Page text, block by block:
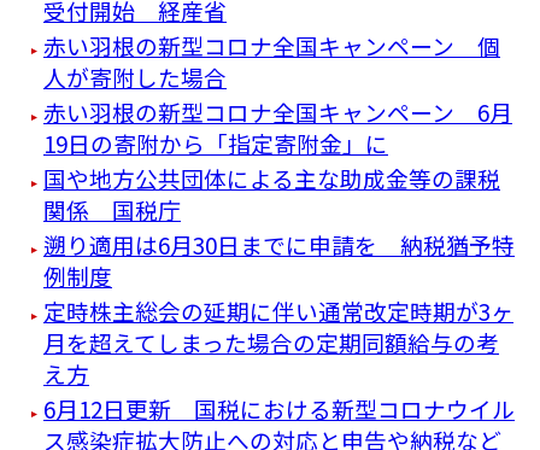
受付開始 経産省
赤い羽根の新型コロナ全国キャンペーン 個
人が寄附した場合
赤い羽根の新型コロナ全国キャンペーン 6月
19日の寄附から「指定寄附金」に
国や地方公共団体による主な助成金等の課税
関係 国税庁
遡り適用は6月30日までに申請を 納税猶予特
例制度
定時株主総会の延期に伴い通常改定時期が3ヶ
月を超えてしまった場合の定期同額給与の考
え方
6月12日更新 国税における新型コロナウイル
ス感染症拡大防止への対応と申告や納税など